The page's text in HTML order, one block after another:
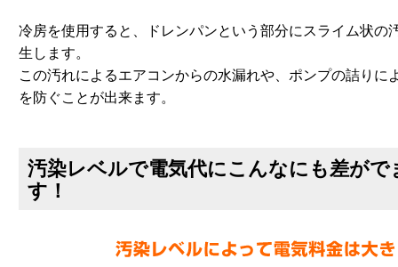
冷房を使用すると、ドレンパンという部分にスライム状の
生します。
この汚れによるエアコンからの水漏れや、ポンプの詰りに
を防ぐことが出来ます。
汚染レベルで電気代にこんなにも差がで
す！